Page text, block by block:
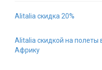
Alitalia скидка 20%
Alitalia скидкой на
Африку